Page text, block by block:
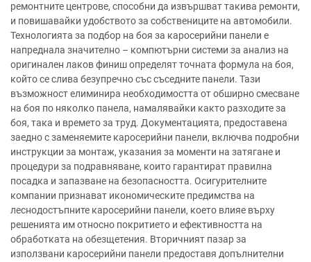
ремонтните центрове, способни да извършват такива ремонти,
и повишавайки удобството за собствениците на автомобили.
Технологията за подбор на боя за каросерийни панели е
напреднала значително – компютърни системи за анализ на
оригинален лаков финиш определят точната формула на боя,
който се слива безупречно със съседните панели. Тази
възможност елиминира необходимостта от обширно смесване
на боя по няколко панела, намалявайки както разходите за
боя, така и времето за труд. Документацията, предоставена
заедно с заменяемите каросерийни панели, включва подробни
инструкции за монтаж, указания за моменти на затягане и
процедури за подравняване, които гарантират правилна
посадка и запазване на безопасността. Осигурителните
компании признават икономическите предимства на
леснодостъпните каросерийни панели, което влияе върху
решенията им относно покритието и ефективността на
обработката на обезщетения. Вторичният пазар за
използвани каросерийни панели предоставя допълнителни